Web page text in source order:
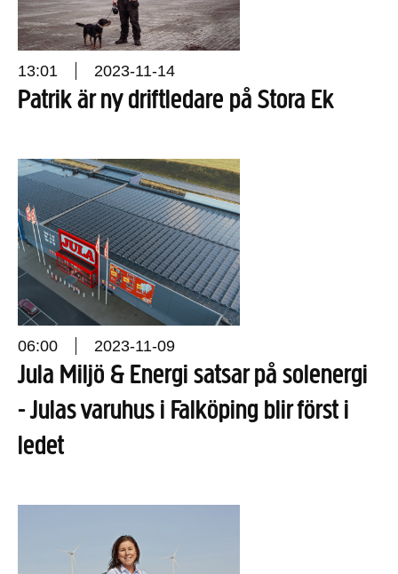
13:01 2023-11-14
Patrik är ny driftledare på Stora Ek
06:00 2023-11-09
Jula Miljö & Energi satsar på solenergi
- Julas varuhus i Falköping blir först i
ledet